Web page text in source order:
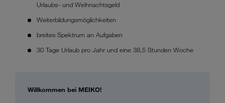
Urlaubs- und Weih­nachts­geld
Weiterbildungsmöglichkeiten
breites Spektrum an Aufgaben
30 Tage Urlaub pro Jahr und eine 38,5 Stunden Woche
Willkommen bei MEIKO!